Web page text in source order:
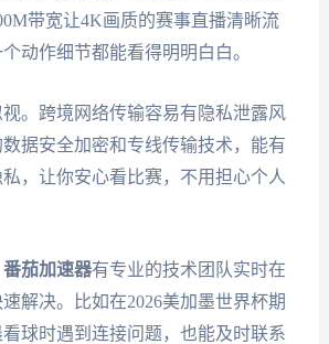
带宽让4K画质的赛事直播清晰流
动作细节都能看得明明白白。
。跨境网络传输容易有隐私泄露风
据安全加密和专线传输技术，能有
，让你安心看比赛，不用担心个人
番茄加速器有专业的技术团队实时在
解决。比如在2026美加墨世界杯期
球时遇到连接问题，也能及时联系